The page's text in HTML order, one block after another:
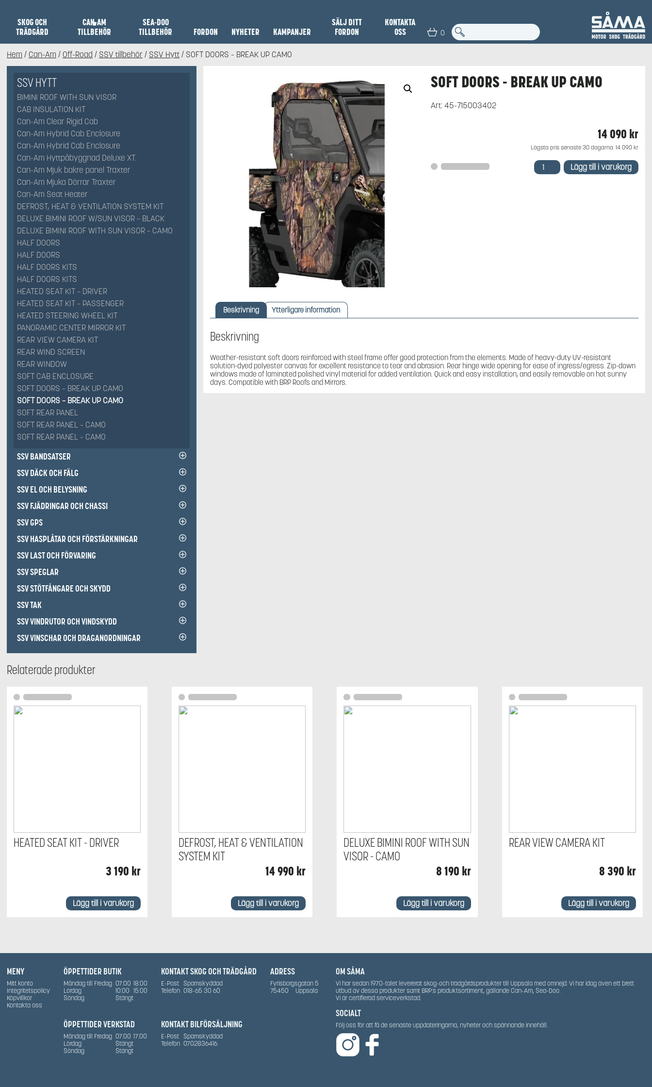
SKOG OCH
TRÄDGÅRD
CAN-AM
TILLBEHÖR
SEA-DOO
TILLBEHÖR
FORDON NYHETER KAMPANJER
SÄLJ DITT
FORDON
KONTAKTA
OSS
0
Hem / Can-Am / Off-Road / SSV tillbehör / SSV Hytt/ SOFT DOORS – BREAK UP CAMO
SSV HYTT
BIMINI ROOF WITH SUN VISOR
CAB INSULATION KIT
Can-Am Clear Rigid Cab
Can-Am Hybrid Cab Enclosure
Can-Am Hybrid Cab Enclosure
Can-Am Hyttpåbyggnad Deluxe XT.
Can-Am Mjuk bakre panel Traxter
Can-Am Mjuka Dörrar Traxter
Can-Am Seat Heater
DEFROST, HEAT & VENTILATION SYSTEM KIT
DELUXE BIMINI ROOF W/SUN VISOR – BLACK
DELUXE BIMINI ROOF WITH SUN VISOR – CAMO
HALF DOORS
HALF DOORS
HALF DOORS KITS
HALF DOORS KITS
HEATED SEAT KIT – DRIVER
HEATED SEAT KIT – PASSENGER
HEATED STEERING WHEEL KIT
PANORAMIC CENTER MIRROR KIT
REAR VIEW CAMERA KIT
REAR WIND SCREEN
REAR WINDOW
SOFT CAB ENCLOSURE
SOFT DOORS – BREAK UP CAMO
SOFT DOORS – BREAK UP CAMO
SOFT REAR PANEL
SOFT REAR PANEL – CAMO
SOFT REAR PANEL – CAMO
SSV BANDSATSER
SSV DÄCK OCH FÄLG
SSV EL OCH BELYSNING
SSV FJÄDRINGAR OCH CHASSI
SSV GPS
SSV HASPLÅTAR OCH FÖRSTÄRKNINGAR
SSV LAST OCH FÖRVARING
SSV SPEGLAR
SSV STÖTFÅNGARE OCH SKYDD
SSV TAK
SSV VINDRUTOR OCH VINDSKYDD
SSV VINSCHAR OCH DRAGANORDNINGAR
SOFT DOORS - BREAK UP CAMO
Art:45-715003402
14 090 kr
Lägsta pris senaste 30 dagarna: 14 090 kr
SOFT
DOORS Lägg till i varukorg
Beskrivning Ytterligare information
Beskrivning
Weather-resistant soft doors reinforced with steel frame offer good protection from the elements. Made of heavy-duty UV-resistant
solution-dyed polyester canvas for excellent resistance to tear and abrasion. Rear hinge wide opening for ease of ingress/egress. Zip-down
windows made of laminated polished vinyl material for added ventilation. Quick and easy installation, and easily removable on hot sunny
days. Compatible with BRP Roofs and Mirrors.
Relaterade produkter
HEATED SEAT KIT - DRIVER
3 190 kr
Lägg till i varukorg
DEFROST, HEAT & VENTILATION
SYSTEM KIT
14 990 kr
Lägg till i varukorg
DELUXE BIMINI ROOF WITH SUN
VISOR - CAMO
8 190 kr
Lägg till i varukorg
REAR VIEW CAMERA KIT
8 390 kr
Lägg till i varukorg
MENY
Mitt konto
Integritetspolicy
Köpvillkor
Kontakta oss
ÖPPETTIDER BUTIK
Måndag till Fredag 07:00 18:00
Lördag
10:00 15:00
Söndag
Stängt
ÖPPETTIDER VERKSTAD
Måndag till Fredag 07:00 17:00
Lördag
Stängt
Söndag
Stängt
ADRESS
Fyrisborgsgatan 5
75450
Uppsala
KONTAKT SKOG OCH TRÄDGÅRD
E-Post Spamskyddad
Telefon 018-65 30 60
KONTAKT BILFÖRSÄLJNING
E-Post Spamskyddad
Telefon 0702836416
OM SÅMA
Vi har sedan 1970-talet levererat skog-och trädgårdsprodukter till Uppsala med omnejd. Vi har idag även ett brett
utbud av dessa produkter samt BRP:s produktsortiment, gällande Can-Am, Sea-Doo.
Vi är certifierad serviceverkstad.
SOCIALT
Följ oss för att få de senaste uppdateringarna, nyheter och spännande innehåll.